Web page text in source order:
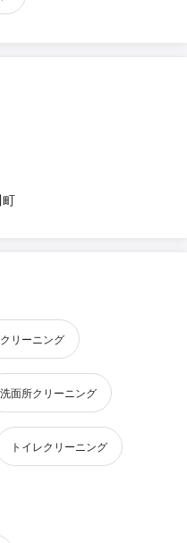
リーニング
洗面所クリーニング
トイレクリーニング